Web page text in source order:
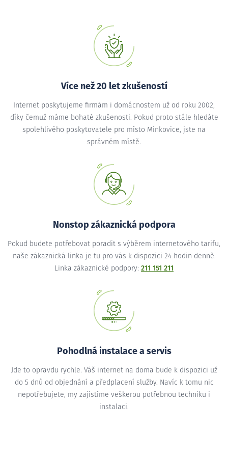
Více než 20 let zkušeností
Internet poskytujeme firmám i domácnostem už od roku 2002,
díky čemuž máme bohaté zkušenosti. Pokud proto stále hledáte
spolehlivého poskytovatele pro místo Minkovice, jste na
správném místě.
Nonstop zákaznická podpora
Pokud budete potřebovat poradit s výběrem internetového tarifu,
naše zákaznická linka je tu pro vás k dispozici 24 hodin denně.
Linka zákaznické podpory: 211 151 211
Pohodlná instalace a servis
Jde to opravdu rychle. Váš internet na doma bude k dispozici už
do 5 dnů od objednání a předplacení služby. Navíc k tomu nic
nepotřebujete, my zajistíme veškerou potřebnou techniku i
instalaci.